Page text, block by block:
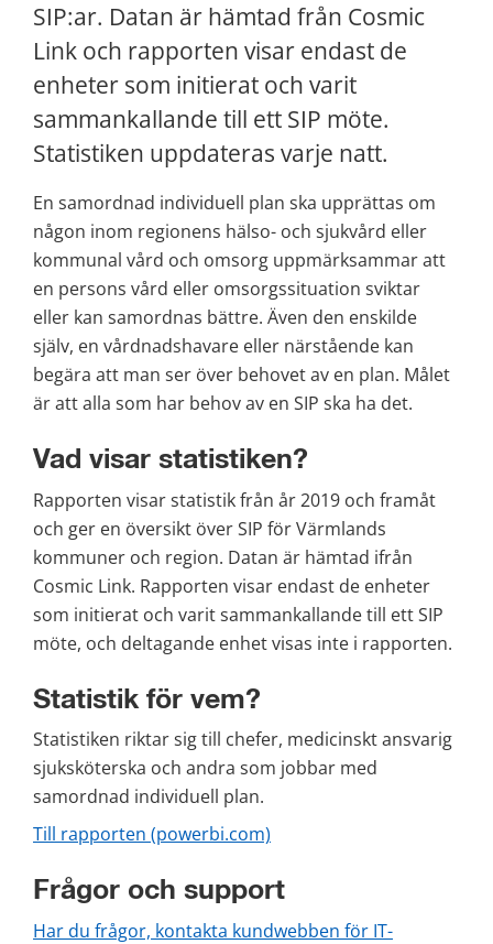
SIP:ar. Datan är hämtad från Cosmic
Link och rapporten visar endast de
enheter som initierat och varit
sammankallande till ett SIP möte.
Statistiken uppdateras varje natt.
En samordnad individuell plan ska upprättas om
någon inom regionens hälso- och sjukvård eller
kommunal vård och omsorg uppmärksammar att
en persons vård eller omsorgssituation sviktar
eller kan samordnas bättre. Även den enskilde
själv, en vårdnadshavare eller närstående kan
begära att man ser över behovet av en plan. Målet
är att alla som har behov av en SIP ska ha det.
Vad visar statistiken?
Rapporten visar statistik från år 2019 och framåt
och ger en översikt över SIP för Värmlands
kommuner och region. Datan är hämtad ifrån
Cosmic Link. Rapporten visar endast de enheter
som initierat och varit sammankallande till ett SIP
möte, och deltagande enhet visas inte i rapporten.
Statistik för vem?
Statistiken riktar sig till chefer, medicinskt ansvarig
sjuksköterska och andra som jobbar med
samordnad individuell plan.
Till rapporten (powerbi.com)
Frågor och support
Har du frågor, kontakta kundwebben för IT-